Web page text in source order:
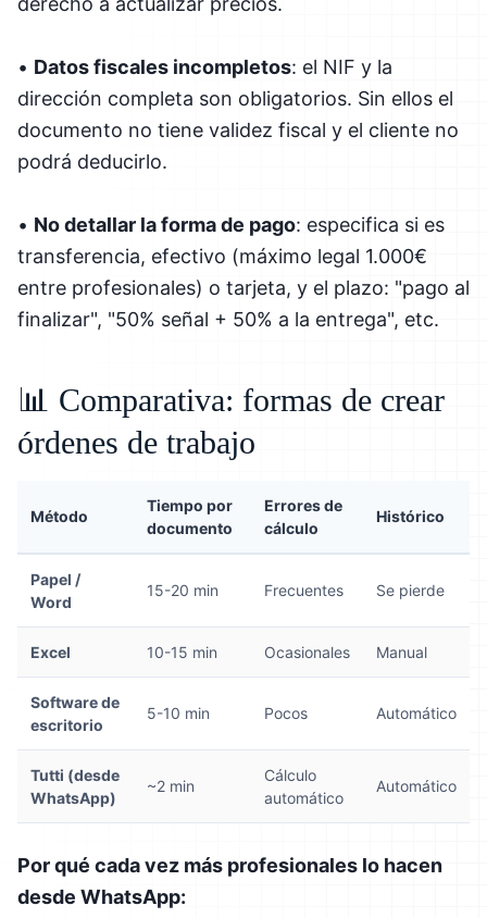
• Datos fiscales incompletos: el NIF y la
dirección completa son obligatorios. Sin ellos el
documento no tiene validez fiscal y el cliente no
podrá deducirlo.
• No detallar la forma de pago: especifica si es
transferencia, efectivo (máximo legal 1.000€
entre profesionales) o tarjeta, y el plazo: "pago al
finalizar", "50% señal + 50% a la entrega", etc.
📊 Comparativa: formas de crear
órdenes de trabajo
Método
Tiempo por
documento
Errores de
cálculo
Histórico
Papel /
Word
15-20 min Frecuentes Se pierde
Excel 10-15 min Ocasionales Manual
Software de
escritorio
5-10 min Pocos Automático
Tutti (desde
WhatsApp)
~2 min
Cálculo
automático
Automático
Por qué cada vez más profesionales lo hacen
desde WhatsApp: